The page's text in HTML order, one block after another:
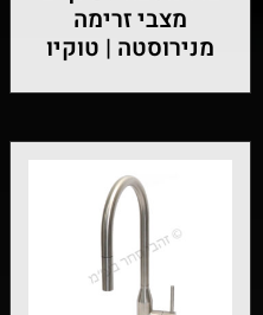
מצבי זרימה
מנירוסטה | טוקיו